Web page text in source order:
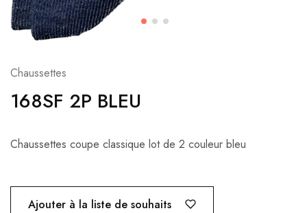
Chaussettes
168SF 2P BLEU
Chaussettes coupe classique lot de 2 couleur bleu
Ajouter à la liste de souhaits